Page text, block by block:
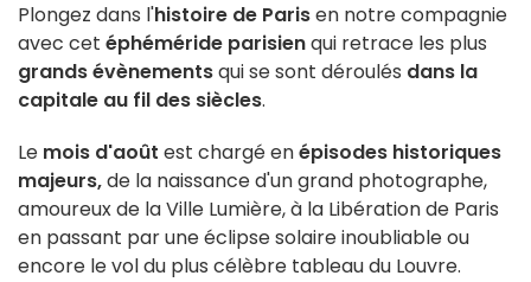
Plongez dans l'histoire de Parisen notre compagnie
avec cet éphéméride parisienqui retrace les plus
grands évènementsqui se sont déroulés dans la
capitale au fil des siècles.
Le mois d'août est chargé enépisodes historiques
majeurs,de la naissance d'un grand photographe,
amoureux de la Ville Lumière, à la Libération de Paris
en passant par une éclipse solaire inoubliable ou
encore le vol du plus célèbre tableau du Louvre.